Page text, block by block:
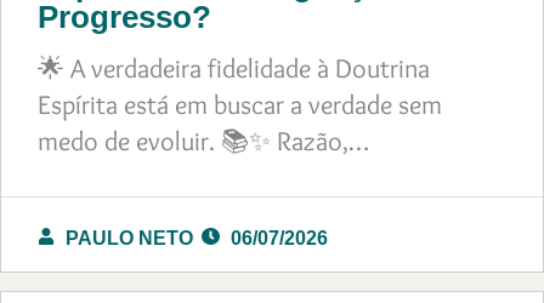
Progresso?
🌟 A verdadeira fidelidade à Doutrina
Espírita está em buscar a verdade sem
medo de evoluir. 📚✨ Razão,…
PAULO NETO 06/07/2026